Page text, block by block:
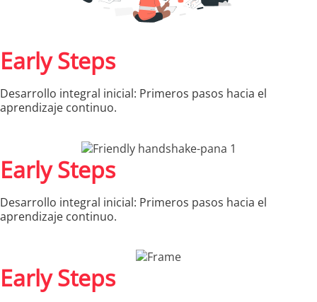
Early Steps
Desarrollo integral inicial: Primeros pasos hacia el
aprendizaje continuo.
Early Steps
Desarrollo integral inicial: Primeros pasos hacia el
aprendizaje continuo.
Early Steps